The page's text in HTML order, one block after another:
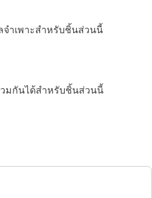
จำเพาะสำหรับชิ้นส่วนนี้
มกันได้สำหรับชิ้นส่วนนี้